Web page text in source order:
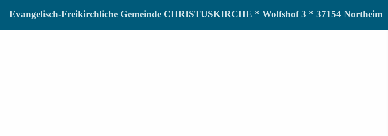
Evangelisch-Freikirchliche Gemeinde CHRISTUSKIRCHE * Wolfshof 3 * 37154 Northeim